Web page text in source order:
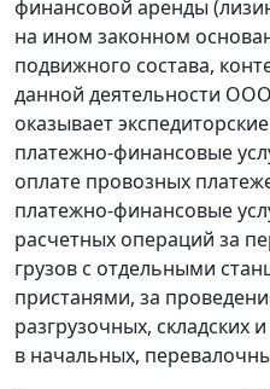
финансовой аренды
на ином законном
подвижного состава,
данной деятельности
оказывает
платежно-финансовые
оплате провозных
платежно-финансовые
расчетных операций за
грузов с отдельными
пристанями, за
разгрузочных,
в начальных,